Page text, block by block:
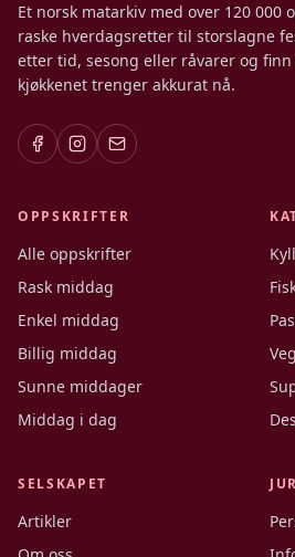
Et norsk matarkiv med over 120
raske hverdagsretter til storslagne
etter tid, sesong eller råvarer og
kjøkkenet trenger akkurat nå.
OPPSKRIFTER
Alle oppskrifter
Rask middag
Enkel middag
Billig middag
Sunne middager
Middag i dag
SELSKAPET
Artikler